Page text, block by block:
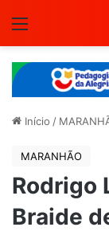
Início /
MARANHÃO
Rodrigo
Braide